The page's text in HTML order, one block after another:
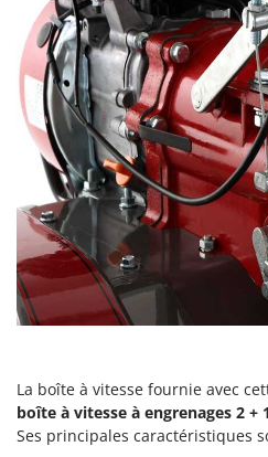
Marcato
Marina Systems
Master
Mastercook
Masterpro
McCulloch
MCH
Michelin
Mille
Minox
More than chef
MOSA
MOVA
La boîte à vitesse fournie avec
boîte à vitesse à engrenages 2 +
Ses principales caractéristiques